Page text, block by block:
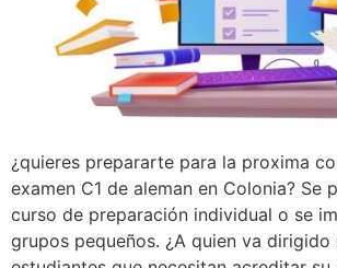
¿quieres prepararte para la proxima
examen C1 de aleman en Colonia? Se
curso de preparación individual o se
grupos pequeños. ¿A quien va dirigido